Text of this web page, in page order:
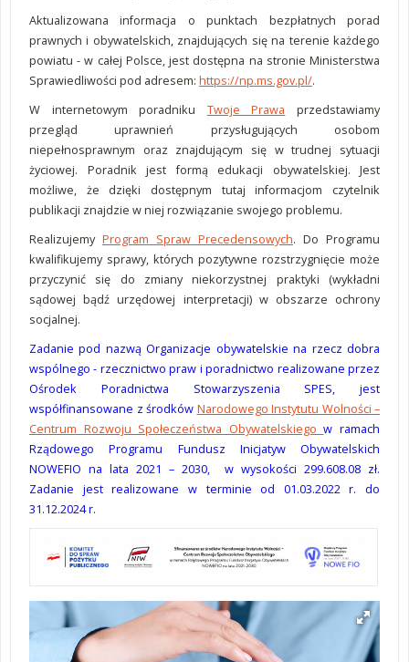
Aktualizowana informacja o punktach bezpłatnych porad
prawnych i obywatelskich, znajdujących się na terenie każdego
powiatu - w całej Polsce, jest dostępna na stronie Ministerstwa
Sprawiedliwości pod adresem: https://np.ms.gov.pl/.
W internetowym poradniku Twoje Prawa przedstawiamy
przegląd uprawnień przysługujących osobom
niepełnosprawnym oraz znajdującym się w trudnej sytuacji
życiowej. Poradnik jest formą edukacji obywatelskiej. Jest
możliwe, że dzięki dostępnym tutaj informacjom czytelnik
publikacji znajdzie w niej rozwiązanie swojego problemu.
Realizujemy Program Spraw Precedensowych. Do Programu
kwalifikujemy sprawy, których pozytywne rozstrzygnięcie może
przyczynić się do zmiany niekorzystnej praktyki (wykładni
sądowej bądź urzędowej interpretacji) w obszarze ochrony
socjalnej.
Zadanie pod nazwą Organizacje obywatelskie na rzecz dobra
wspólnego - rzecznictwo praw i poradnictwo realizowane przez
Ośrodek Poradnictwa Stowarzyszenia SPES, jest
współfinansowane z środków Narodowego Instytutu Wolności –
Centrum Rozwoju Społeczeństwa Obywatelskiegow ramach
Rządowego Programu Fundusz Inicjatyw Obywatelskich
NOWEFIO na lata 2021 – 2030, w wysokości 299.608.08 zł.
Zadanie jest realizowane w terminie od 01.03.2022 r. do
31.12.2024 r.